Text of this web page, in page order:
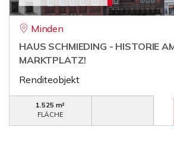
Minden
HAUS SCHMIEDING - HISTORIE
MARKTPLATZ!
Renditeobjekt
1.525 m²
FLÄCHE